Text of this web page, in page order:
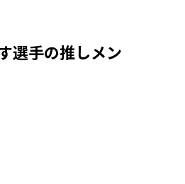
選手の推しメン